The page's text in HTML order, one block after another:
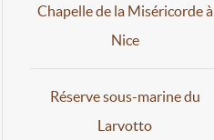
Chapelle de la Miséricorde à
Nice
Réserve sous-marine du
Larvotto